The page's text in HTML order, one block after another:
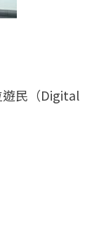
遊民（Digital